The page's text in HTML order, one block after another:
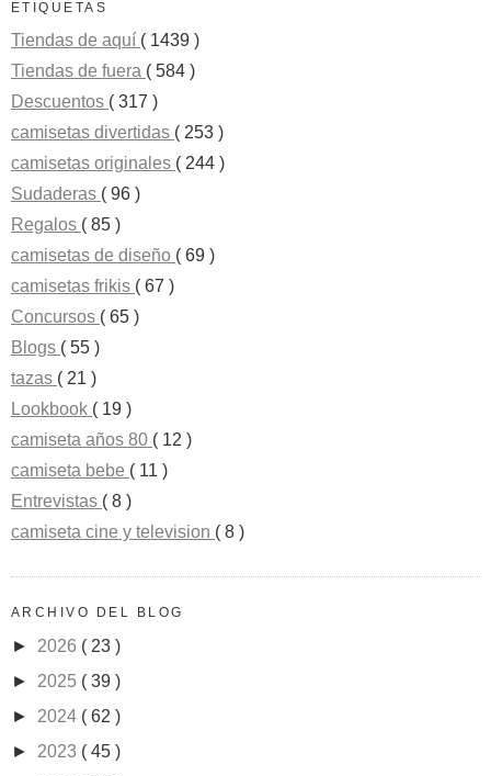
ETIQUETAS
Tiendas de aquí ( 1439 )
Tiendas de fuera ( 584 )
Descuentos ( 317 )
camisetas divertidas ( 253 )
camisetas originales ( 244 )
Sudaderas ( 96 )
Regalos ( 85 )
camisetas de diseño ( 69 )
camisetas frikis ( 67 )
Concursos ( 65 )
Blogs ( 55 )
tazas ( 21 )
Lookbook ( 19 )
camiseta años 80 ( 12 )
camiseta bebe ( 11 )
Entrevistas ( 8 )
camiseta cine y television ( 8 )
ARCHIVO DEL BLOG
► 2026 ( 23 )
► 2025 ( 39 )
► 2024 ( 62 )
► 2023 ( 45 )